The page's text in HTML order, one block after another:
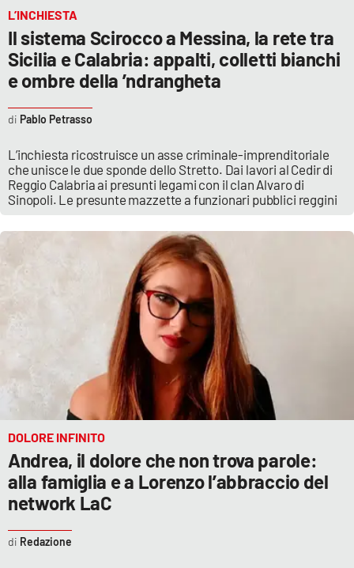
Venti di comunicazione
STREAMING
LaC TV
LaC Network
LaC OnAir
Vibo Valentia
Reggio Calabria
Cosenza
Lamezia Terme
L’INCHIESTA
Il sistema Scirocco a Messina, la rete tra
Sicilia e Calabria: appalti, colletti bianchi
e ombre della ’ndrangheta
L’inchiesta ricostruisce un asse criminale-imprenditoriale
che unisce le due sponde dello Stretto. Dai lavori al Cedir di
Reggio Calabria ai presunti legami con il clan Alvaro di
Sinopoli. Le presunte mazzette a funzionari pubblici reggini
Pablo Petrasso
DOLORE INFINITO
Andrea, il dolore che non trova parole:
alla famiglia e a Lorenzo l’abbraccio del
network LaC
Redazione